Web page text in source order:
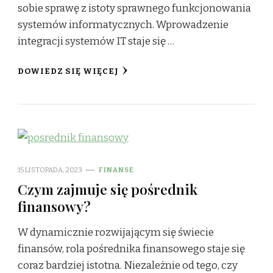
sobie sprawę z istoty sprawnego funkcjonowania
systemów informatycznych. Wprowadzenie
integracji systemów IT staje się …
DOWIEDZ SIĘ WIĘCEJ
15 LISTOPADA, 2023 FINANSE
Czym zajmuje się pośrednik
finansowy?
W dynamicznie rozwijającym się świecie
finansów, rola pośrednika finansowego staje się
coraz bardziej istotna. Niezależnie od tego, czy